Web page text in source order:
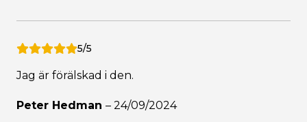
5/5
Jag är förälskad i den.
Peter Hedman – 24/09/2024